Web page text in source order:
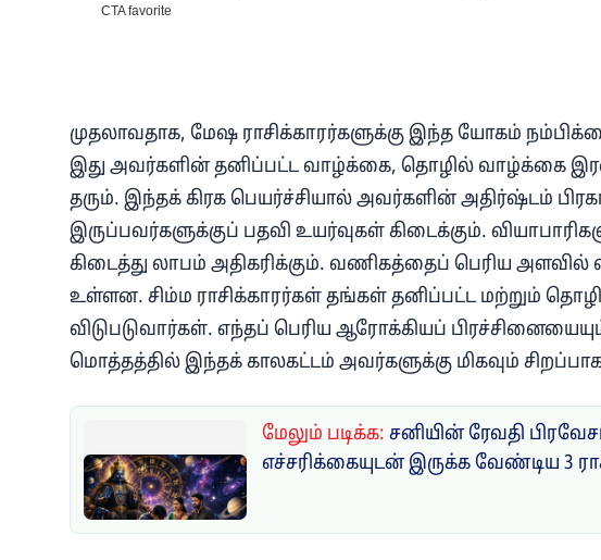
முதலாவதாக, மேஷ ராசிக்காரர்களுக்கு இந்த யோகம்
இது அவர்களின் தனிப்பட்ட வாழ்க்கை, தொழில் வாழ்க்கை
தரும். இந்தக் கிரக பெயர்ச்சியால் அவர்களின் அதிர்ஷ்டம்
இருப்பவர்களுக்குப் பதவி உயர்வுகள் கிடைக்கும்.
கிடைத்து லாபம் அதிகரிக்கும். வணிகத்தைப் பெரிய அளவில்
உள்ளன. சிம்ம ராசிக்காரர்கள் தங்கள் தனிப்பட்ட மற்றும்
விடுபடுவார்கள். எந்தப் பெரிய ஆரோக்கியப்
மொத்தத்தில் இந்தக் காலகட்டம் அவர்களுக்கு மிகவும்
மேலும் படிக்க: சனியின் ரேவதி
எச்சரிக்கையுடன் இருக்க வேண்டிய 3